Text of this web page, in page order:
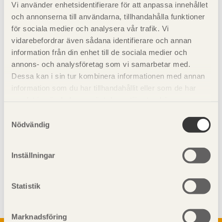
Vi använder enhetsidentifierare för att anpassa innehållet
och annonserna till användarna, tillhandahålla funktioner
för sociala medier och analysera vår trafik. Vi
vidarebefordrar även sådana identifierare och annan
information från din enhet till de sociala medier och
annons- och analysföretag som vi samarbetar med.
Dessa kan i sin tur kombinera informationen med annan
information som du har tillhandahållit eller som de har
Nödvändig
Inställningar
Statistik
Marknadsföring
Se även
Konstruktiv utformning
Dimensionering